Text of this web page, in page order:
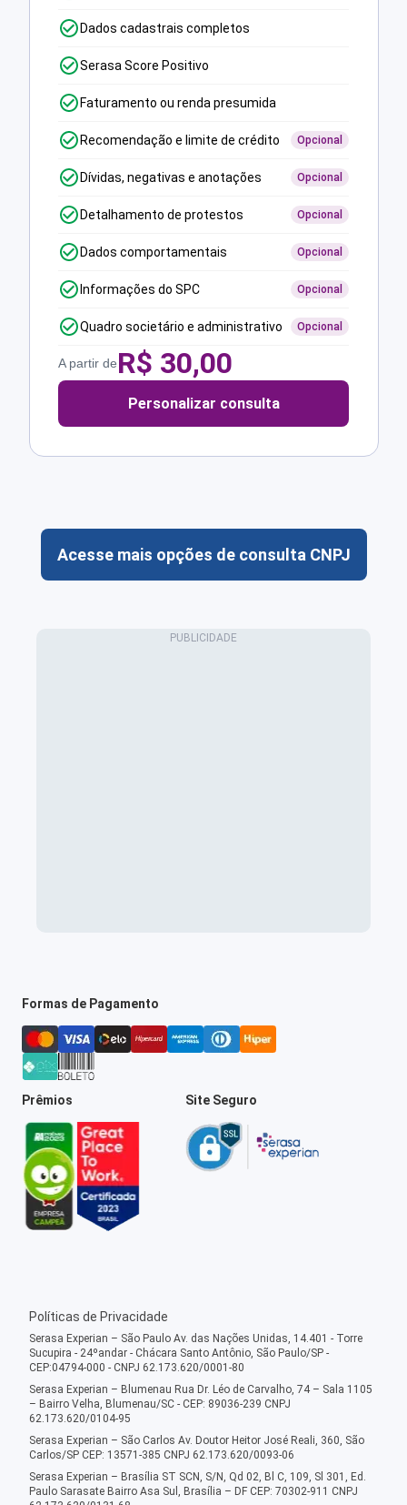
Dados cadastrais completos
Serasa Score Positivo
Faturamento ou renda presumida
Recomendação e limite de crédito Opcional
Dívidas, negativas e anotações Opcional
Detalhamento de protestos Opcional
Dados comportamentais Opcional
Informações do SPC Opcional
Quadro societário e administrativo Opcional
A partir deR$ 30,00
Personalizar consulta
Acesse mais opções de consulta CNPJ
Formas de Pagamento
Prêmios Site Seguro
Políticas de Privacidade
Serasa Experian – São Paulo Av. das Nações Unidas, 14.401 - Torre
Sucupira - 24ºandar - Chácara Santo Antônio, São Paulo/SP -
CEP:04794-000 - CNPJ 62.173.620/0001-80
Serasa Experian – Blumenau Rua Dr. Léo de Carvalho, 74 – Sala 1105
– Bairro Velha, Blumenau/SC - CEP: 89036-239 CNPJ
62.173.620/0104-95
Serasa Experian – São Carlos Av. Doutor Heitor José Reali, 360, São
Carlos/SP CEP: 13571-385 CNPJ 62.173.620/0093-06
Serasa Experian – Brasília ST SCN, S/N, Qd 02, Bl C, 109, Sl 301, Ed.
Paulo Sarasate Bairro Asa Sul, Brasília – DF CEP: 70302-911 CNPJ